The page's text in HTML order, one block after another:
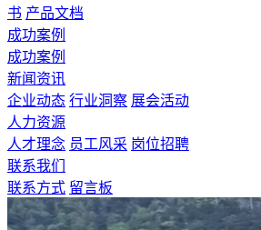
书 产品文档
成功案例
成功案例
新闻资讯
企业动态 行业洞察 展会活动
人力资源
人才理念 员工风采 岗位招聘
联系我们
联系方式 留言板